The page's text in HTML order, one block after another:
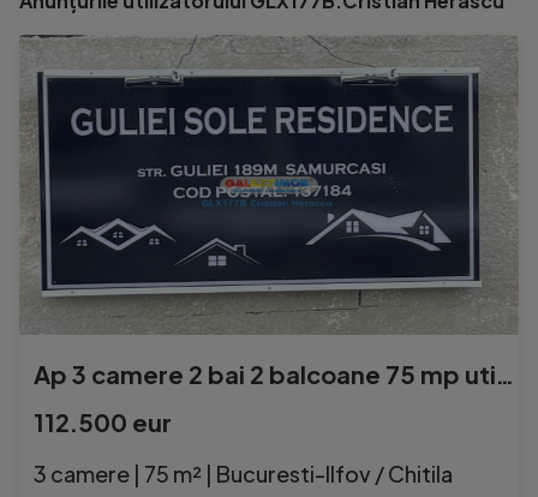
Ap 3 camere 2 bai 2 balcoane 75 mp utili Lift Parcare Incl
112.500 eur
3 camere | 75 m² | Bucuresti-Ilfov / Chitila